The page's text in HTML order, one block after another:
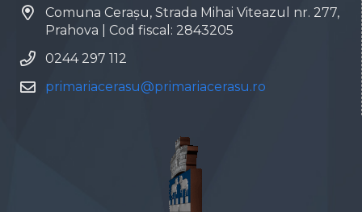
Comuna Cerașu, Strada Mihai Viteazul nr. 277,
Prahova | Cod fiscal: 2843205
0244 297 112
primariacerasu@primariacerasu.ro